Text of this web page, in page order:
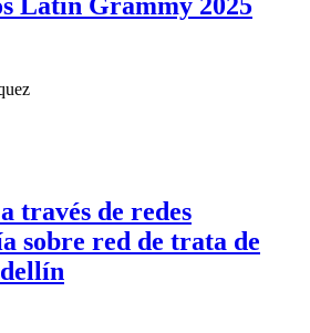
través de redes
sobre red de trata de